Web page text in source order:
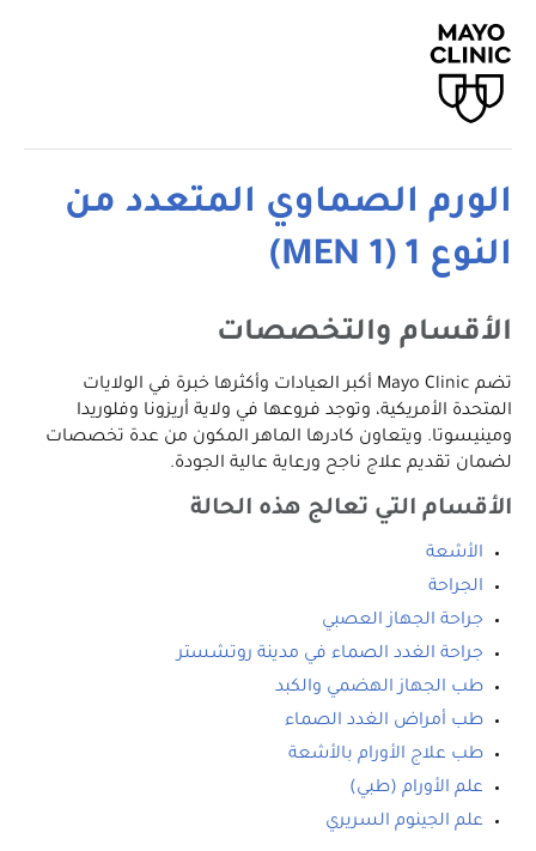
الورم الصماوي المتعدد من
النوع 1 (MEN 1)
الأقسام والتخصصات
تضم Mayo Clinic أكبر العيادات وأكثرها خبرة في الولايات
المتحدة الأمريكية، وتوجد فروعها في ولاية أريزونا وفلوريدا
ومينيسوتا. ويتعاون كادرها الماهر المكون من عدة تخصصات
لضمان تقديم علاج ناجح ورعاية عالية الجودة.
الأقسام التي تعالج هذه الحالة
الأشعة
الجراحة
جراحة الجهاز العصبي
جراحة الغدد الصماء في مدينة روتشستر
طب الجهاز الهضمي والكبد
طب أمراض الغدد الصماء
طب علاج الأورام بالأشعة
علم الأورام (طبي)
علم الجينوم السريري